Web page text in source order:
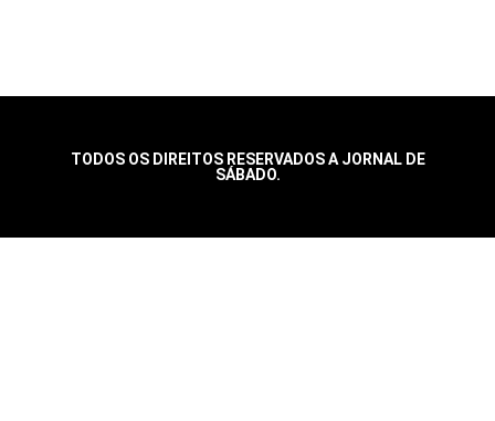
TODOS OS DIREITOS RESERVADOS A JORNAL DE
SÁBADO.